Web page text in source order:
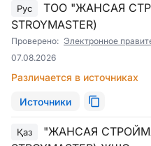
Рус
ТОО "ЖАНСАЯ
STROYMASTER)
Проверено: Электронное
07.08.2026
Различается в источниках
Источники
Қаз
"ЖАНСАЯ